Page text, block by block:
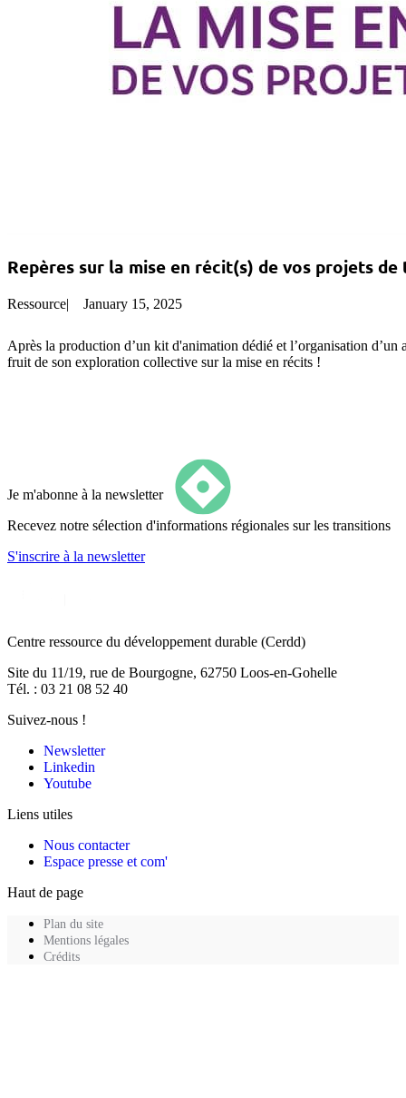
Repères sur la mise en récit(s) de vos projets
Ressource| January 15, 2025
Après la production d’un kit d'animation dédié et l’organisation
fruit de son exploration collective sur la mise en récits !
Je m'abonne à la newsletter
Recevez notre sélection d'informations régionales sur les transitions
S'inscrire à la newsletter
Centre ressource du développement durable (Cerdd)
Site du 11/19, rue de Bourgogne, 62750 Loos-en-Gohelle
Tél. : 03 21 08 52 40
Suivez-nous !
Newsletter
Linkedin
Youtube
Liens utiles
Nous contacter
Espace presse et com'
Haut de page
Plan du site
Mentions légales
Crédits